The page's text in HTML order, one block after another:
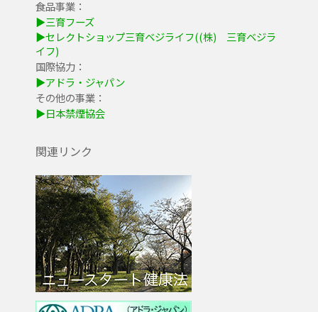
食品事業：
▶三育フーズ
▶セレクトショップ三育ベジライフ((株) 三育ベジラ
イフ)
国際協力：
▶アドラ・ジャパン
その他の事業：
▶日本禁煙協会
関連リンク